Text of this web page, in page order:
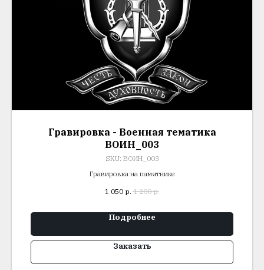
Гравировка - Военная тематика
ВОИН_003
SKU: ВОИН_003
Гравировка на памятнике
1 050 р. 1 200 р.
Подробнее
Заказать